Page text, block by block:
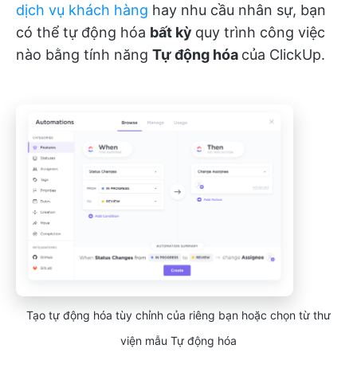
dịch vụ khách hàng hay nhu cầu nhân sự, bạn
có thể tự động hóa bất kỳ quy trình công việc
nào bằng tính năng Tự động hóa của ClickUp.
Tạo tự động hóa tùy chỉnh của riêng bạn hoặc chọn từ thư
viện mẫu Tự động hóa